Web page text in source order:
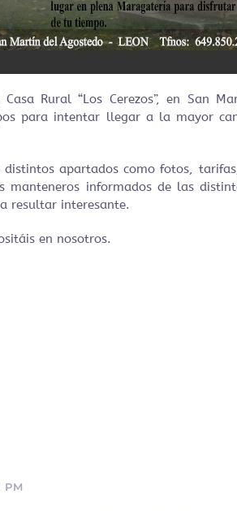
Rural “Los Cerezos”, en San
para intentar llegar a la mayor
distintos apartados como fotos,
manteneros informados de las
resultar interesante.
en nosotros.
PM